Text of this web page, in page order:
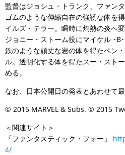
監督はジョシュ・トランク、ファン
ゴムのような伸縮自在の強靭な体を
イルズ・テラー。瞬時に灼熱の炎へ
ジョニー・ストーム役にマイケル ･
鉄のような頑丈な岩の体を得たベン
ル。透明化する体を得たスー・スト
める。
なお、日本公開日の発表とあわせて
© 2015 MARVEL & Subs. © 2015
＜関連サイト＞
「ファンタスティック・フォー」
4/